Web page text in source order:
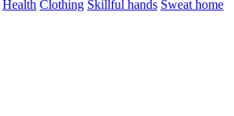
Health Clothing Skillful hands Sweat home